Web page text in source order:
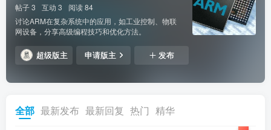
帖子 3 互动 3
阅读 84
讨论ARM在复杂系统中的应用，如工业控制、物联
网设备，分享高级编程技巧和优化方法。
超级版主 申请版主 发布
全部 最新发布 最新回复 热门 精华